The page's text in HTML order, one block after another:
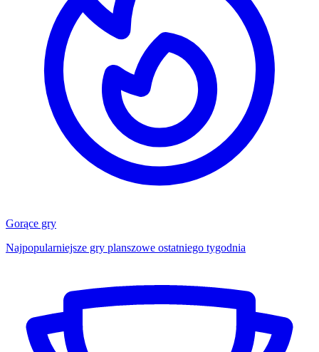
Gorące gry
Najpopularniejsze gry planszowe ostatniego tygodnia